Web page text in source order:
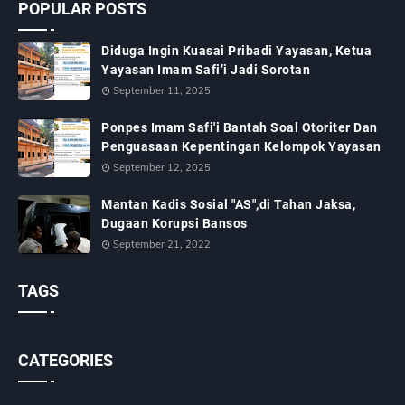
POPULAR POSTS
Diduga Ingin Kuasai Pribadi Yayasan, Ketua
Yayasan Imam Safi’i Jadi Sorotan
September 11, 2025
Ponpes Imam Safi'i Bantah Soal Otoriter Dan
Penguasaan Kepentingan Kelompok Yayasan
September 12, 2025
Mantan Kadis Sosial "AS",di Tahan Jaksa,
Dugaan Korupsi Bansos
September 21, 2022
TAGS
CATEGORIES